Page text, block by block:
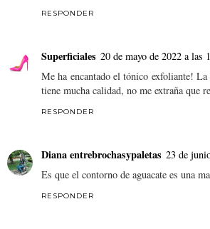
RESPONDER
Superficiales 20 de mayo de 2022 a las
Me ha encantado el tónico exfoliante! La
tiene mucha calidad, no me extraña que
RESPONDER
Diana entrebrochasypaletas 23 de
Es que el contorno de aguacate es una
RESPONDER